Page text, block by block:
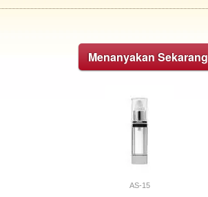
Menanyakan Sekarang
AS-15